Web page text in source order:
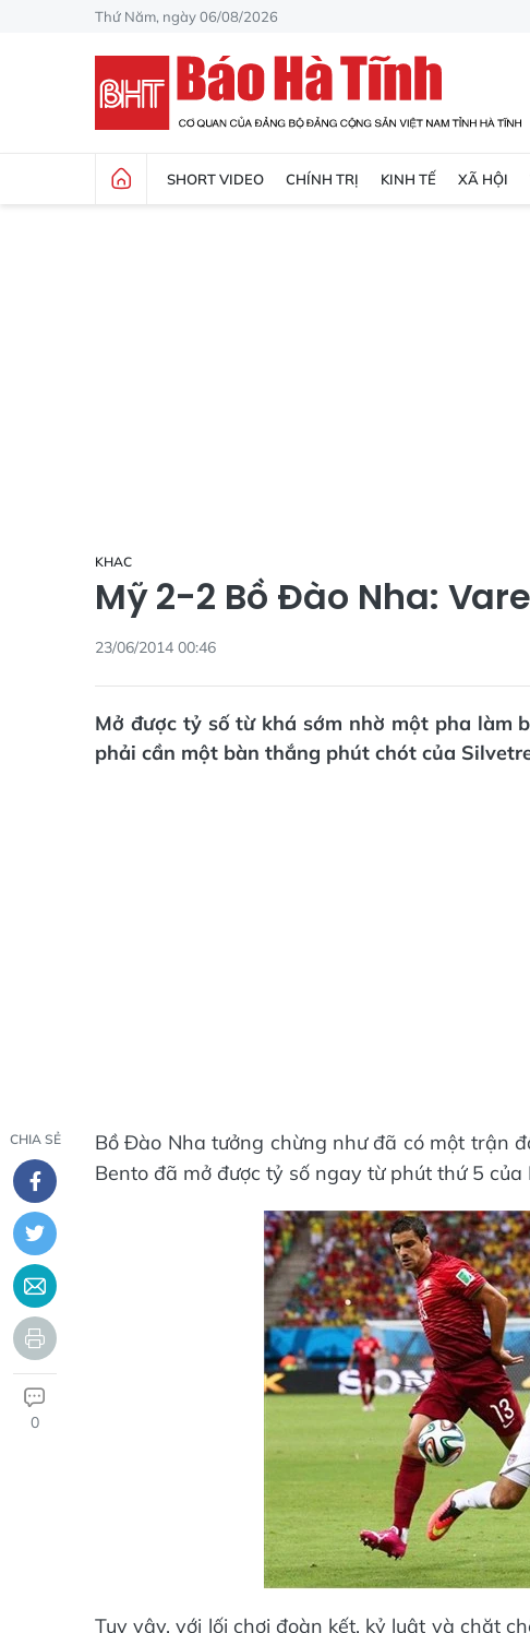
Thứ Năm, ngày 06/08/2026
SHORT VIDEO CHÍNH TRỊ KINH TẾ XÃ HỘI
KHAC
Mỹ 2-2 Bồ Đào Nha:
23/06/2014 00:46
Mở được tỷ số từ khá sớm nhờ một pha làm
phải cần một bàn thắng phút chót của
CHIA SẺ
0
Bồ Đào Nha tưởng chừng như đã có một trận
Bento đã mở được tỷ số ngay từ phút thứ 5 của
Tuy vậy, với lối chơi đoàn kết, kỷ luật và chặt